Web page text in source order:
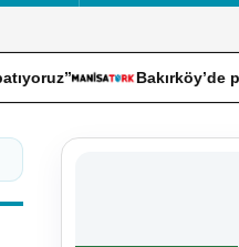
Bakırköy’de park yeri